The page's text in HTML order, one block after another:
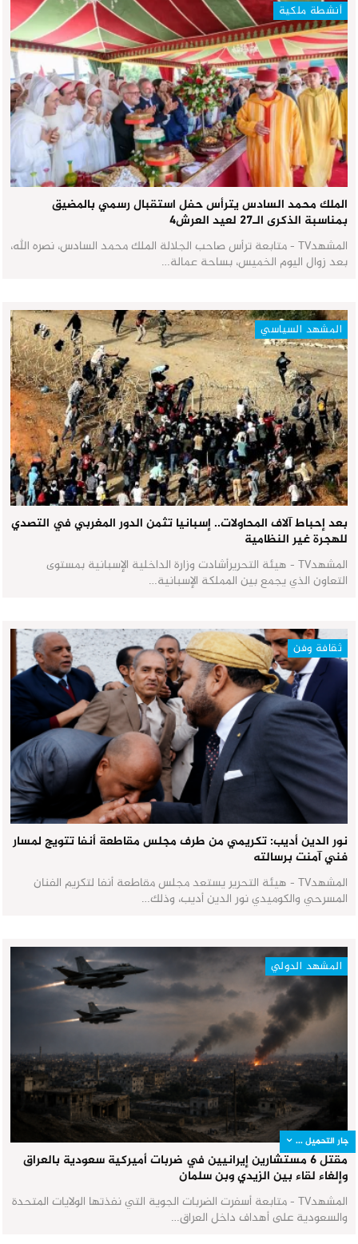
أنشطة ملكية
الملك محمد السادس يترأس حفل استقبال رسمي بالمضيق
بمناسبة الذكرى الـ27 لعيد العرش٤
المشهدTV - متابعة ترأس صاحب الجلالة الملك محمد السادس، نصره الله،
بعد زوال اليوم الخميس، بساحة عمالة…
المشهد السياسي
بعد إحباط آلاف المحاولات.. إسبانيا تثمن الدور المغربي في التصدي
للهجرة غير النظامية
المشهدTV - هيئة التحريرأشادت وزارة الداخلية الإسبانية بمستوى
التعاون الذي يجمع بين المملكة الإسبانية…
ثقافة وفن
نور الدين أديب: تكريمي من طرف مجلس مقاطعة أنفا تتويج لمسار
فني آمنت برسالته
المشهدTV - هيئة التحرير يستعد مجلس مقاطعة أنفا لتكريم الفنان
المسرحي والكوميدي نور الدين أديب، وذلك…
المشهد الدولي
مقتل 6 مستشارين إيرانيين في ضربات أميركية سعودية بالعراق
وإلغاء لقاء بين الزيدي وبن سلمان
المشهدTV - متابعة أسفرت الضربات الجوية التي نفذتها الولايات المتحدة
والسعودية على أهداف داخل العراق…
جار التحميل ...